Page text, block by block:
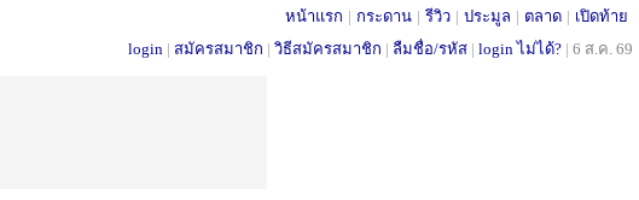
หน้าแรก | กระดาน | รีวิว | ประมูล | ตลาด | เปิดท้าย
login | สมัครสมาชิก | วิธีสมัครสมาชิก | ลืมชื่อ/รหัส | login ไม่ได้? | 6 ส.ค. 69